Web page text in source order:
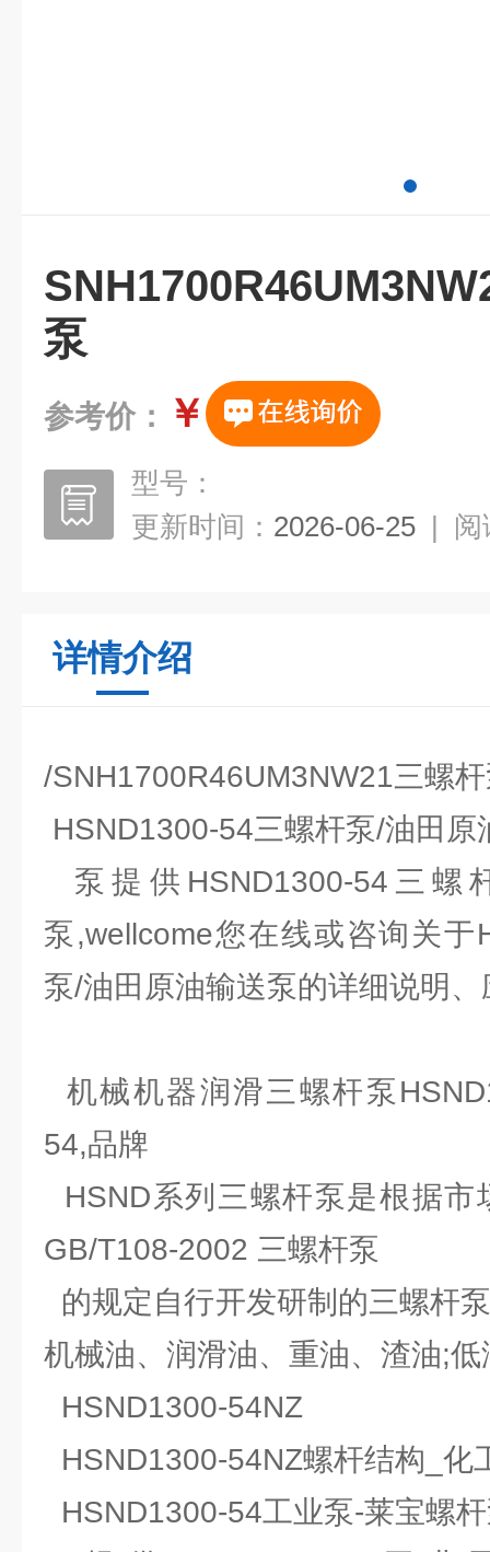
泵
参考价： ￥
型号：
更新时间： 2026-06-25 | 阅
详情介绍
/SNH1700R46UM3NW21三螺
HSND1300-54三螺杆泵/油田原
泵提供HSND1300-54三
泵,wellcome您在线或咨询关于
泵/油田原油输送泵的详细说明
机械机器润滑三螺杆泵
54,品牌
HSND系列三螺杆泵是根据市
GB/T108-2002 三螺杆泵
的规定自行开发研制的三螺杆
机械油、润滑油、重油、渣油;
HSND1300-54NZ
HSND1300-54NZ螺杆结构_化
HSND1300-54工业泵-莱宝螺